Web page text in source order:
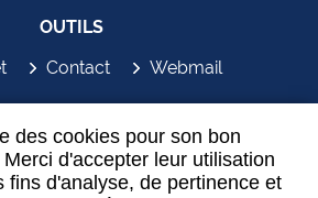
des cookies pour son bon
d'accepter leur utilisation
fins d'analyse, de pertinence et
OUTILS
Contact Webmail
SYDEM'APP